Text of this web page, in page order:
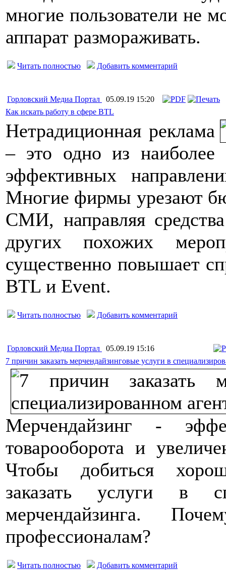
многие пользователи не
аппарат размораживать.
Читать полностью Добавить комментарий
Горловский Медиа Портал
05.09.19 15:20
Как искать работу в сфере BTL
Нетрадиционная реклама
– это одно из наиболее
эффективных
Многие фирмы урезают
СМИ, направляя
других похожих
существенно повышает
BTL и Event.
Читать полностью Добавить комментарий
Горловский Медиа Портал
05.09.19 15:16
7 причин заказать мерчендайзинговые услуги в
Мерчендайзинг -
товарооборота и
Чтобы добиться
заказать услуги в
мерчендайзинга.
профессионалам?
Читать полностью Добавить комментарий